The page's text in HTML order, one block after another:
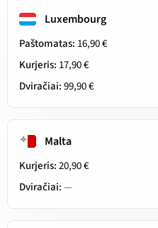
Luxembourg
Paštomatas: 16,90 €
Kurjeris: 17,90 €
Dviračiai:99,90 €
Malta
Kurjeris:20,90 €
Dviračiai:—